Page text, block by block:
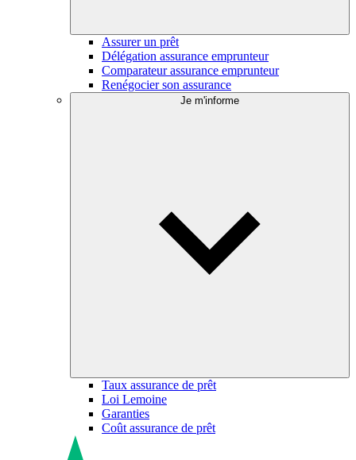
Assurer un prêt
Délégation assurance emprunteur
Comparateur assurance emprunteur
Renégocier son assurance
Je m'informe
Taux assurance de prêt
Loi Lemoine
Garanties
Coût assurance de prêt